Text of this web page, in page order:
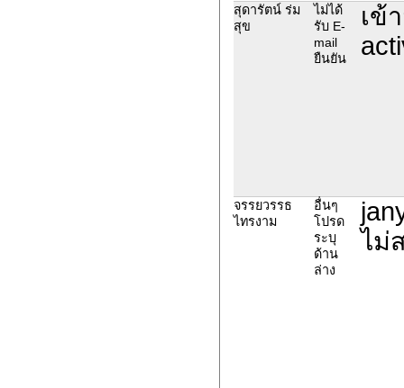
สุดารัตน์ ร่ม
สุข
ไม่ได้
รับ E-
mail
ยืนยัน
เข้
จรรยวรรธ
ไทรงาม
อื่นๆ
โปรด
ระบุ
ด้าน
ล่าง
ไม่